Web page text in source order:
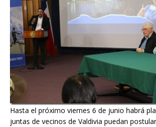
Hasta el próximo viernes 6 de junio habrá
juntas de vecinos de Valdivia puedan